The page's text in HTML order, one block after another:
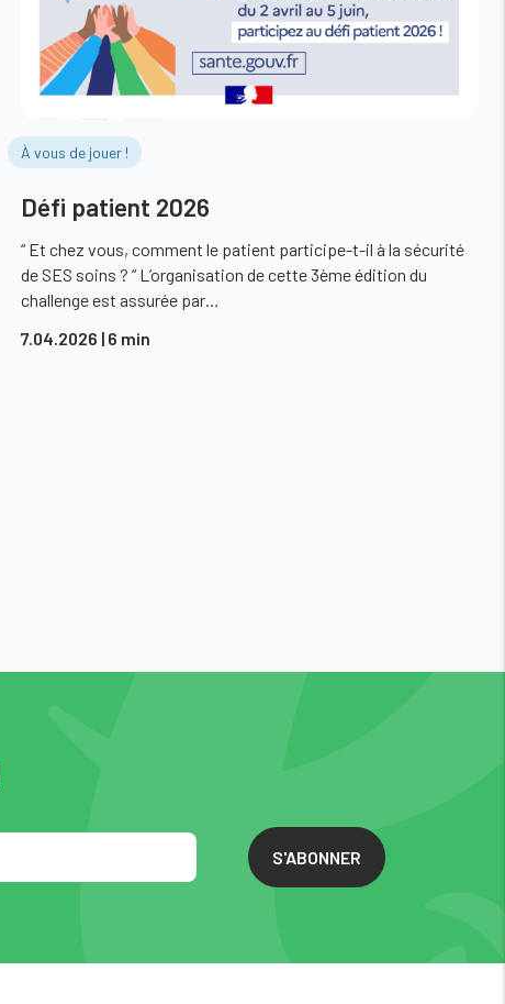
À vous de jouer !
Défi patient 2026
“ Et chez vous, comment le patient participe-t-il à la sécurité
de SES soins ? “ L’organisation de cette 3ème édition du
challenge est assurée par…
7.04.2026 | 6 min
S'ABONNER